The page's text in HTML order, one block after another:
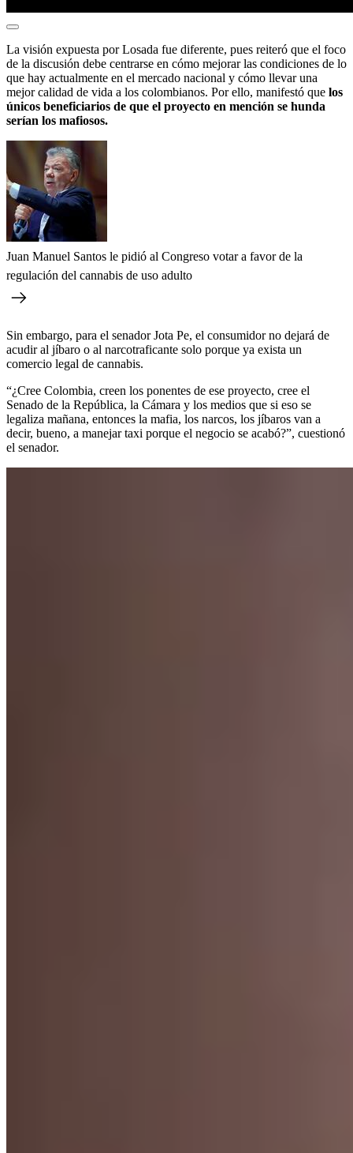
La visión expuesta por Losada fue diferente, pues reiteró que el foco
de la discusión debe centrarse en cómo mejorar las condiciones de lo
que hay actualmente en el mercado nacional y cómo llevar una
mejor calidad de vida a los colombianos. Por ello, manifestó que los
únicos beneficiarios de que el proyecto en mención se hunda
serían los mafiosos.
Juan Manuel Santos le pidió al Congreso votar a favor de la
regulación del cannabis de uso adulto
Sin embargo, para el senador Jota Pe, el consumidor no dejará de
acudir al jíbaro o al narcotraficante solo porque ya exista un
comercio legal de cannabis.
“¿Cree Colombia, creen los ponentes de ese proyecto, cree el
Senado de la República, la Cámara y los medios que si eso se
legaliza mañana, entonces la mafia, los narcos, los jíbaros van a
decir, bueno, a manejar taxi porque el negocio se acabó?”, cuestionó
el senador.